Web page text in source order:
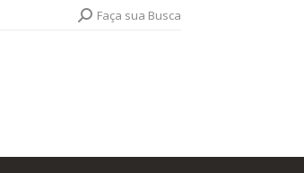
Search:Faça sua Busca